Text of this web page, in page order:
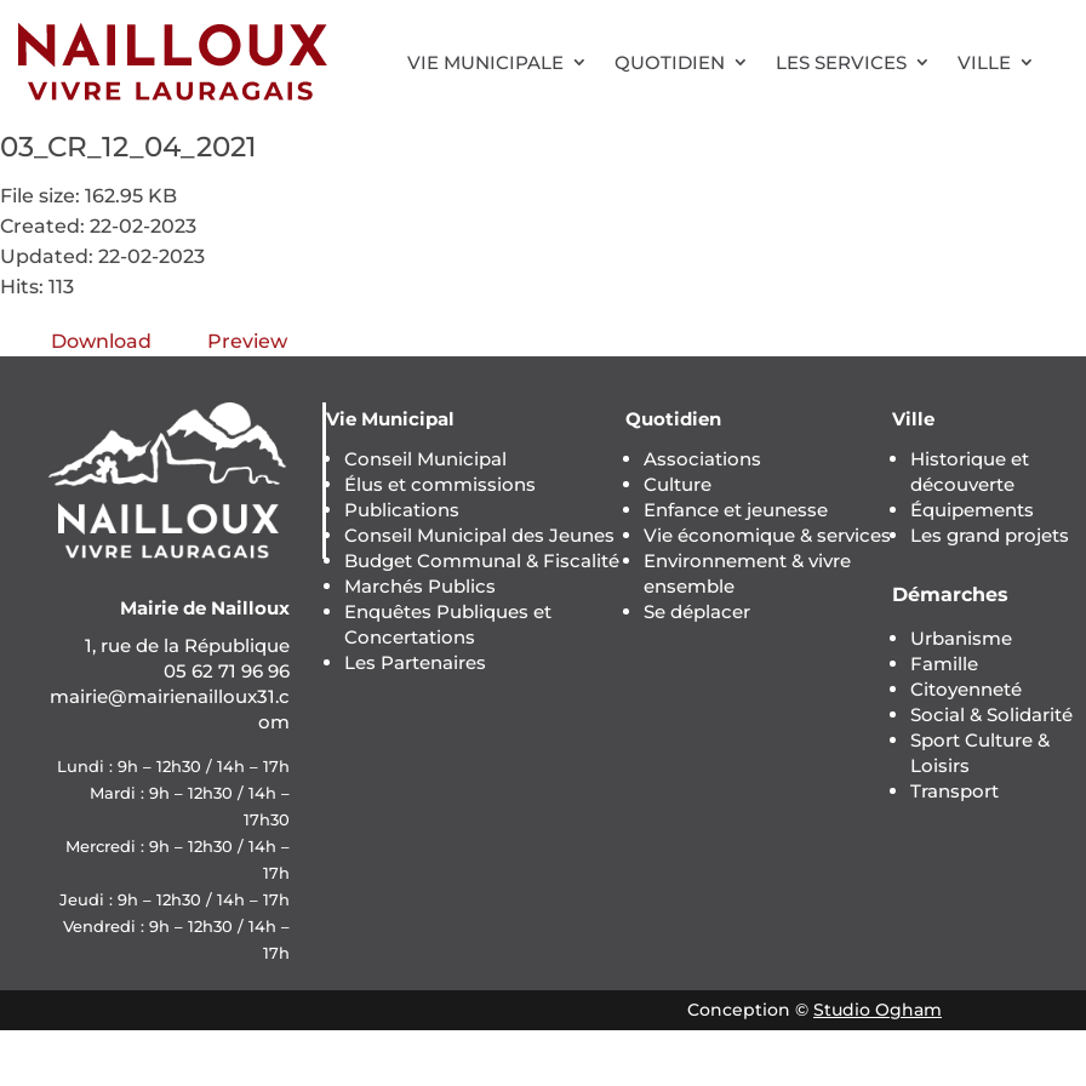
VIE MUNICIPALE QUOTIDIEN LES SERVICES VILLE
03_CR_12_04_2021
File size: 162.95 KB
Created: 22-02-2023
Updated: 22-02-2023
Hits: 113
Download Preview
Mairie de Nailloux
1, rue de la République
05 62 71 96 96
mairie@mairienailloux31.c
om
Lundi : 9h – 12h30 / 14h – 17h
Mardi : 9h – 12h30 / 14h –
17h30
Mercredi : 9h – 12h30 / 14h –
17h
Jeudi : 9h – 12h30 / 14h – 17h
Vendredi : 9h – 12h30 / 14h –
17h
Vie Municipal
Conseil Municipal
Élus et commissions
Publications
Conseil Municipal des Jeunes
Budget Communal & Fiscalité
Marchés Publics
Enquêtes Publiques et
Concertations
Les Partenaires
Quotidien
Associations
Culture
Enfance et jeunesse
Vie économique & services
Environnement & vivre
ensemble
Se déplacer
Ville
Historique et
découverte
Équipements
Les grand projets
Démarches
Urbanisme
Famille
Citoyenneté
Social & Solidarité
Sport Culture &
Loisirs
Transport
Conception © Studio Ogham